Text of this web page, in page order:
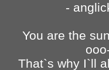
-
You are the
That`s why I`ll